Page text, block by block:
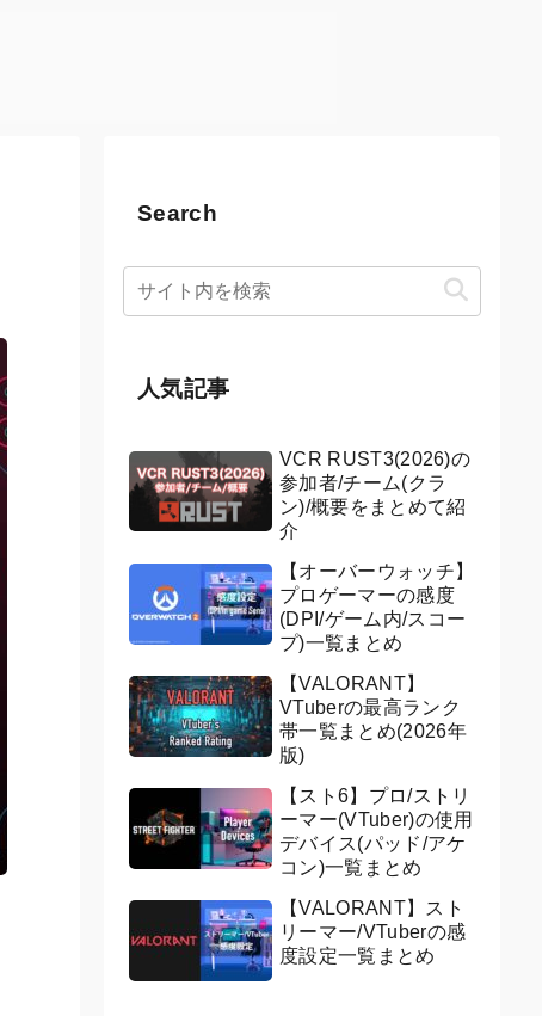
Search
人気記事
VCR RUST3(2026)の
参加者/チーム(クラ
ン)/概要をまとめて紹
介
【オーバーウォッチ】
プロゲーマーの感度
(DPI/ゲーム内/スコー
プ)一覧まとめ
【VALORANT】
VTuberの最高ランク
帯一覧まとめ(2026年
版)
【スト6】プロ/ストリ
ーマー(VTuber)の使用
デバイス(パッド/アケ
コン)一覧まとめ
【VALORANT】スト
リーマー/VTuberの感
度設定一覧まとめ